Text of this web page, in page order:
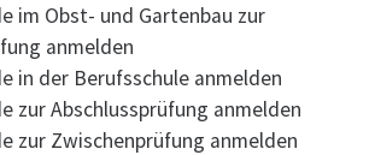
im Obst- und Gartenbau zur
anmelden
in der Berufsschule anmelden
zur Abschlussprüfung anmelden
zur Zwischenprüfung anmelden